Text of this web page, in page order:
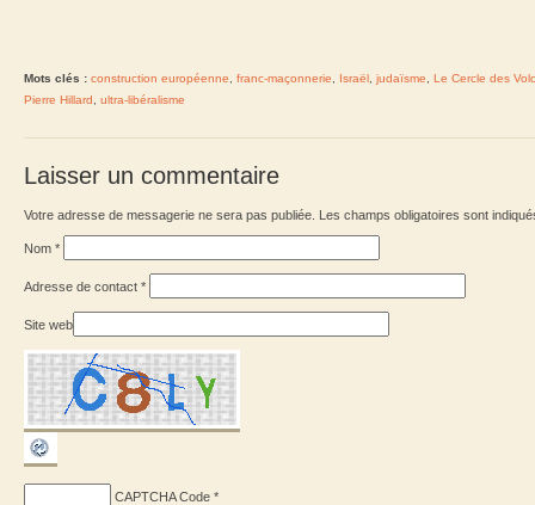
Mots clés : construction européenne franc-maçonnerie Israël judaïsme
Le Cercle des
Pierre Hillard
ultra-libéralisme
Laisser un commentaire
Votre adresse de messagerie ne sera pas publiée. Les champs obligatoires sont
Nom *
Adresse de contact *
Site web
CAPTCHA Code *